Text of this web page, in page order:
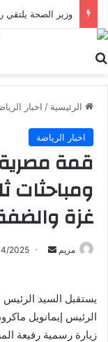
الرئيسية / اخبار
اخبار الرياضة
قمة
ومباحثات
غزة
مريم
أرسل 2025
يستقبل السيد الرئيس
الرئيس إيمانويل
زيارة رسمية رفيعة